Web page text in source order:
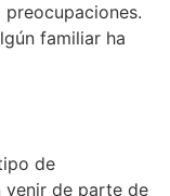
familiar ha
de
venir de parte de